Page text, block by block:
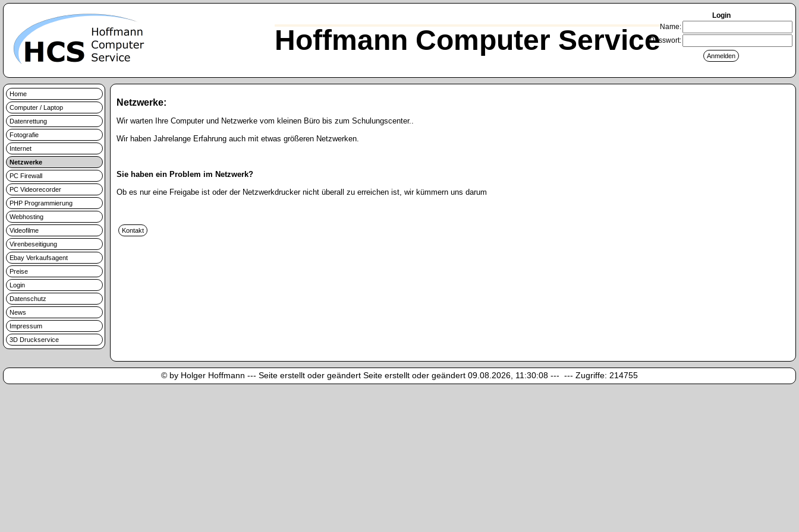
Hoffmann Computer Service
Login
Name:
Passwort:
Home
Computer / Laptop
Datenrettung
Fotografie
Internet
Netzwerke
PC Firewall
PC Videorecorder
PHP Programmierung
Webhosting
Videofilme
Virenbeseitigung
Ebay Verkaufsagent
Preise
Login
Datenschutz
News
Impressum
3D Druckservice
Netzwerke:
Wir warten Ihre Computer und Netzwerke vom kleinen Büro bis zum Schulungscenter..
Wir haben Jahrelange Erfahrung auch mit etwas größeren Netzwerken.
Sie haben ein Problem im Netzwerk?
Ob es nur eine Freigabe ist oder der Netzwerkdrucker nicht überall zu erreichen ist, wir kümmern uns darum
© by Holger Hoffmann --- Seite erstellt oder geändert Seite erstellt oder geändert 09.08.2026, 11:30:08 --- --- Zugriffe: 214755